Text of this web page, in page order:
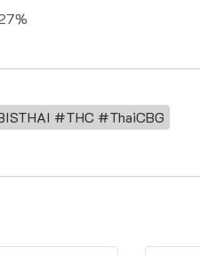
#THC #ThaiCBG